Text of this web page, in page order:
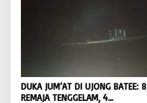
DUKA JUM’AT DI UJONG BATEE: 8
REMAJA TENGGELAM, 4